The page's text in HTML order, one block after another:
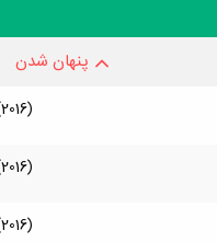
پنهان شدن
(2016)
(2016)
(2016)